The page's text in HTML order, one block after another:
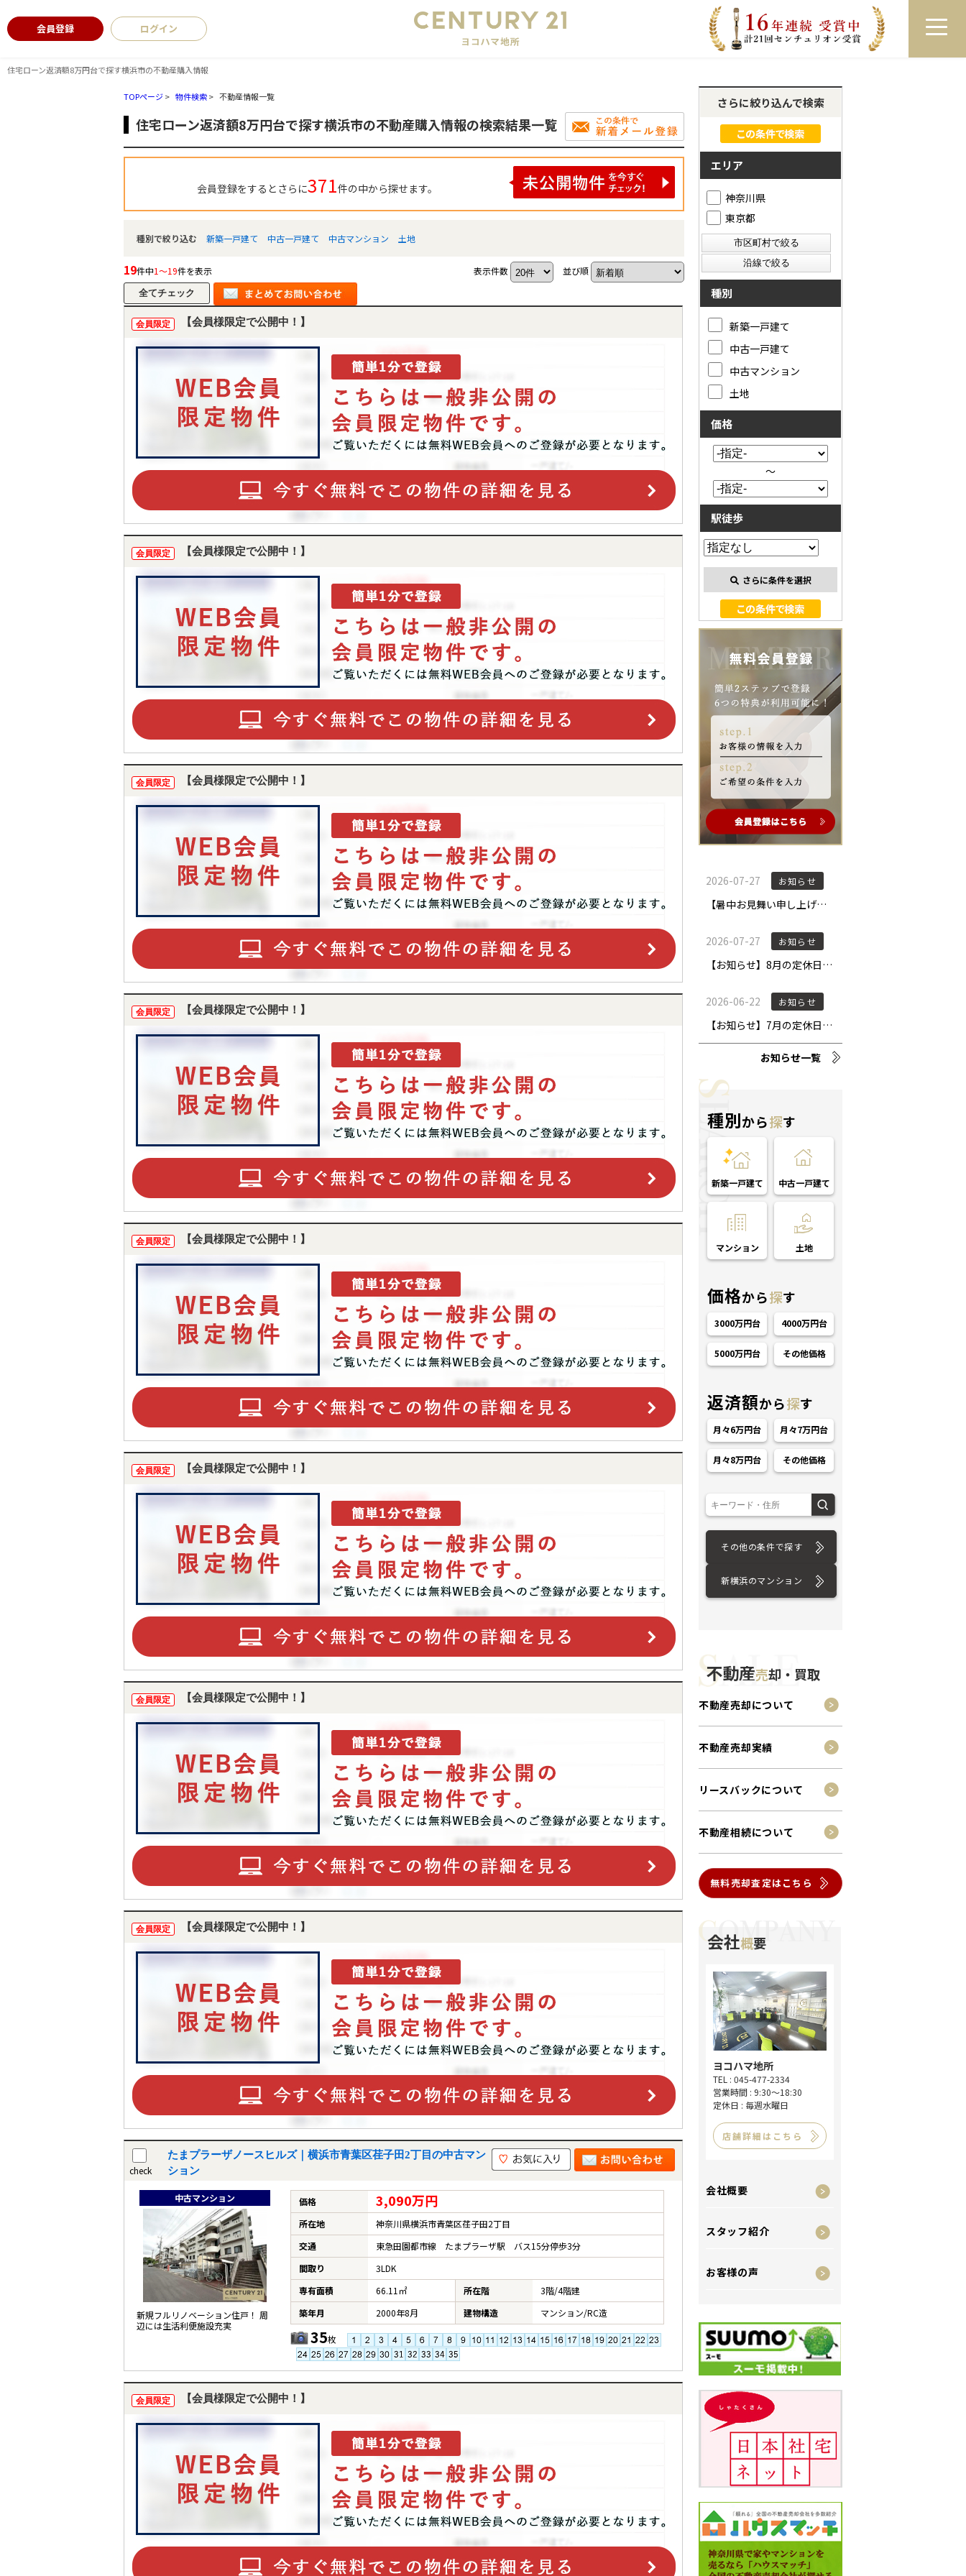
住宅ローン返済額8万円台で探す横浜市の不動産購入情報
会員登録 ログイン ログイン 来店予約 LINEで相談
TOP
トップページ
SEARCH
新横浜のマンション
BUY
買いたい
RENT
借りたい リースバック
INHERITANCE
不動産相続
COMPANY
会社概要
STAFF
スタッフ紹介
RECRUIT
採用情報
お問い合わせ
TOPページ> 物件検索> 不動産情報一覧
住宅ローン返済額8万円台で探す横浜市の不動産購入情報の検索結果一覧
会員登録をするとさらに371件の中から探せます。
種別で絞り込む 新築一戸建て 中古一戸建て 中古マンション 土地
19件中1～19件を表示 表示件数 並び順
会員限定 【会員様限定で公開中！】
会員限定 【会員様限定で公開中！】
会員限定 【会員様限定で公開中！】
会員限定 【会員様限定で公開中！】
会員限定 【会員様限定で公開中！】
会員限定 【会員様限定で公開中！】
会員限定 【会員様限定で公開中！】
会員限定 【会員様限定で公開中！】
check
たまプラーザノースヒルズ｜横浜市青葉区荏子田2丁目の中古マン
ション
中古マンション
新規フルリノベーション住戸！ 周
辺には生活利便施設充実
価格 3,090万円
所在地
神奈川県横浜市青葉区荏子田2丁目
交通
東急田園都市線 たまプラーザ駅 バス15分停歩3分
間取り
3LDK
専有面積
66.11㎡ 所在階
3階/4階建
築年月
2000年8月 建物構造 マンション/RC造
35枚
会員限定 【会員様限定で公開中！】
さらに絞り込んで検索
エリア
神奈川県
東京都
種別
新築一戸建て
中古一戸建て
中古マンション
土地
価格
～
駅徒歩
さらに条件を選択
お知らせ一覧
種別から探す
新築一戸建て 中古一戸建て
マンション 土地
価格から探す
3000万円台 4000万円台
5000万円台 その他価格
返済額から探す
月々6万円台 月々7万円台
月々8万円台 その他価格
その他の条件で探す
新横浜のマンション
不動産売却・買取
不動産売却について
不動産売却実績
リースバックについて
不動産相続について
無料売却査定はこちら
会社概要
ヨコハマ地所
TEL : 045-477-2334
営業時間 : 9:30～18:30
定休日 : 毎週水曜日
店舗詳細はこちら
会社概要
スタッフ紹介
お客様の声